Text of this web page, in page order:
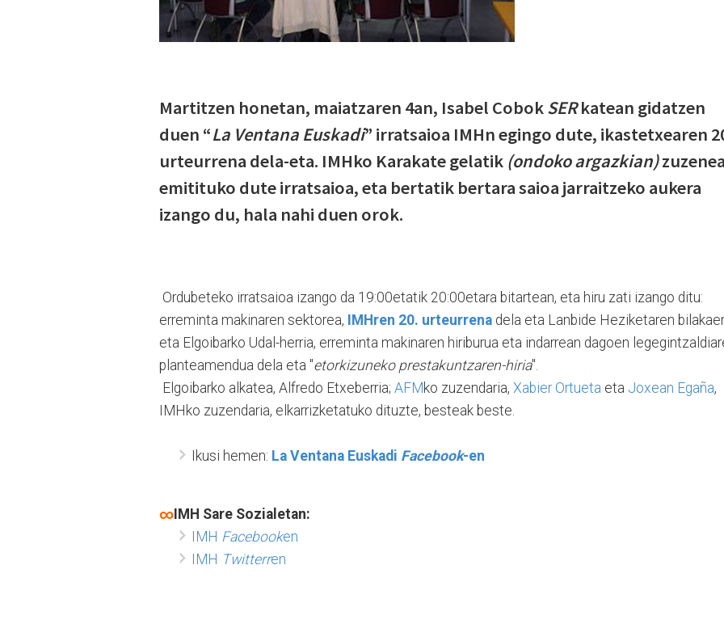
Martitzen honetan, maiatzaren 4an, Isabel CobokSERkatean gidatzen
duen “La Ventana Euskadi” irratsaioa IMHn egingo dute, ikastetxearen
urteurrena dela-eta. IMHko Karakate gelatik (ondoko argazkian)
emitituko dute irratsaioa, eta bertatik bertara saioa jarraitzeko aukera
izango du, hala nahi duen orok.
Ordubeteko irratsaioa izango da 19:00etatik 20:00etara bitartean, eta hiru zati izango ditu:
erreminta makinaren sektorea,
IMHren 20. urteurrena dela eta Lanbide Heziketaren
eta Elgoibarko Udal-herria, erreminta makinaren hiriburua eta indarrean dagoen
planteamendua dela eta "etorkizuneko prestakuntzaren-hiria".
Elgoibarko alkatea, Alfredo Etxeberria; AFM ko zuzendaria, Xabier Ortueta eta Joxean Egaña,
IMHko zuzendaria, elkarrizketatuko dituzte, besteak beste.
Ikusi hemen: La Ventana Euskadi Facebook-en
∞ IMH Sare Sozialetan:
IMH Facebooken
IMH Twitterren